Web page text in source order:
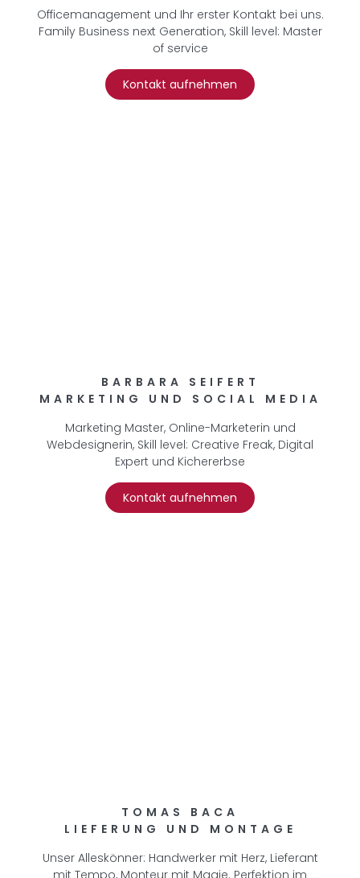
Officemanagement und Ihr erster Kontakt bei uns.
Family Business next Generation, Skill level: Master
of service
Kontakt aufnehmen
BARBARA SEIFERT
MARKETING UND SOCIAL MEDIA
Marketing Master, Online-Marketerin und
Webdesignerin, Skill level: Creative Freak, Digital
Expert und Kichererbse
Kontakt aufnehmen
TOMAS BACA
LIEFERUNG UND MONTAGE
Unser Alleskönner: Handwerker mit Herz, Lieferant
mit Tempo, Monteur mit Magie. Perfektion im